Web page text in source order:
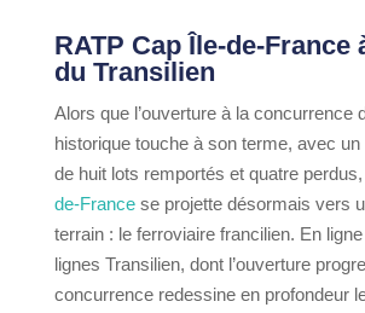
RATP Cap Île-de-France
du Transilien
Alors que l’ouverture à la concurrence
historique touche à son terme, avec
de huit lots remportés et quatre perdus,
de-Francese projette désormais vers
terrain : le ferroviaire francilien. En
lignes Transilien, dont l’ouverture
concurrence redessine en profondeur